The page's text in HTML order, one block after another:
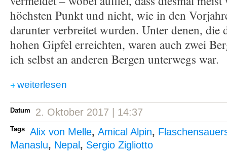
höchsten Punkt und nicht, wie in den
darunter verbreitet wurden. Unter denen, die
hohen Gipfel erreichten, waren auch zwei
ich selbst an anderen Bergen unterwegs war.
weiterlesen
Datum 2. Oktober 2017 | 14:37
Tags Alix von Melle, Amical Alpin,
Manaslu, Nepal , Sergio Zigliotto